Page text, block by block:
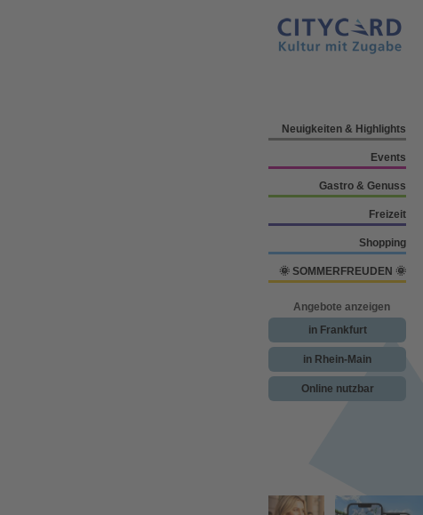
Neuigkeiten & Highlights
Events
Gastro & Genuss
Freizeit
Shopping
🌞 SOMMERFREUDEN 🌞
Angebote anzeigen
in Frankfurt
in Rhein-Main
Online nutzbar